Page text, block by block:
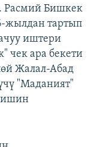
Расмий Бишкек
жылдан тартып
иштери
чек ара бекети
Жалал-Абад
"Маданият"
ишин